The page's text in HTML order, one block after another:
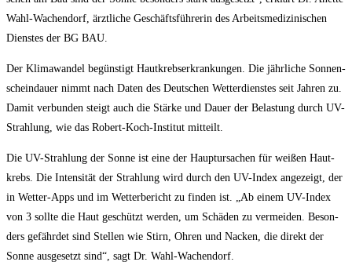
Wahl-Wachen­dorf, ärzt­li­che Geschäfts­füh­re­rin des Arbeits­me­di­zi­ni­schen
Diens­tes der BG BAU.
Der Kli­ma­wan­del begüns­tigt Haut­krebs­er­kran­kun­gen. Die jähr­li­che Son­nen­
schein­dau­er nimmt nach Daten des Deut­schen Wet­ter­diens­tes seit Jah­ren zu.
Damit ver­bun­den steigt auch die Stär­ke und Dau­er der Belas­tung durch UV-
Strah­lung, wie das Robert-Koch-Insti­tut mitteilt.
Die UV-Strah­lung der Son­ne ist eine der Haupt­ur­sa­chen für wei­ßen Haut­
krebs. Die Inten­si­tät der Strah­lung wird durch den UV-Index ange­zeigt, der
in Wet­ter-Apps und im Wet­ter­be­richt zu fin­den ist. „Ab einem UV-Index
von 3 soll­te die Haut geschützt wer­den, um Schä­den zu ver­mei­den. Beson­
ders gefähr­det sind Stel­len wie Stirn, Ohren und Nacken, die direkt der
Son­ne aus­ge­setzt sind“, sagt Dr. Wahl-Wachendorf.